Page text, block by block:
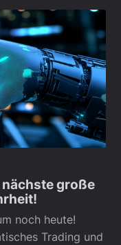
große
noch heute!
Trading und